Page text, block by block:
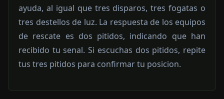
ayuda, al igual que tres disparos, tres fogatas o
tres destellos de luz. La respuesta de los equipos
de rescate es dos pitidos, indicando que han
recibido tu senal. Si escuchas dos pitidos, repite
tus tres pitidos para confirmar tu posicion.